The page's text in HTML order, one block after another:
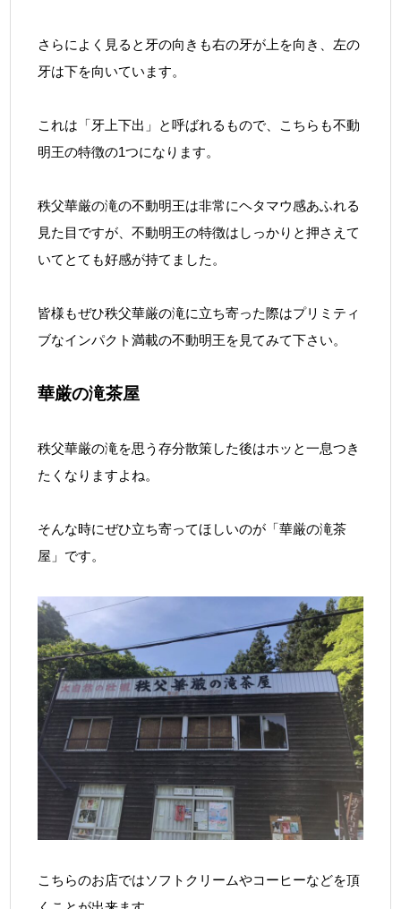
さらによく見ると牙の向きも右の牙が上を向き、左の
牙は下を向いています。
これは「牙上下出」と呼ばれるもので、こちらも不動
明王の特徴の1つになります。
秩父華厳の滝の不動明王は非常にヘタマウ感あふれる
見た目ですが、不動明王の特徴はしっかりと押さえて
いてとても好感が持てました。
皆様もぜひ秩父華厳の滝に立ち寄った際はプリミティ
ブなインパクト満載の不動明王を見てみて下さい。
華厳の滝茶屋
秩父華厳の滝を思う存分散策した後はホッと一息つき
たくなりますよね。
そんな時にぜひ立ち寄ってほしいのが「華厳の滝茶
屋」です。
こちらのお店ではソフトクリームやコーヒーなどを頂